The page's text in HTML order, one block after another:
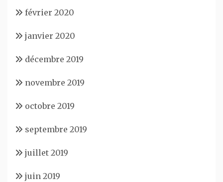
février 2020
janvier 2020
décembre 2019
novembre 2019
octobre 2019
septembre 2019
juillet 2019
juin 2019